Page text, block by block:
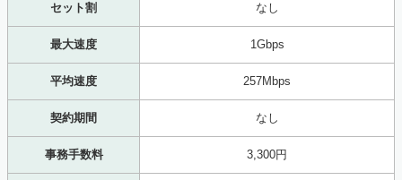
セット割 なし
最大速度 1Gbps
平均速度 257Mbps
契約期間 なし
事務手数料 3,300円